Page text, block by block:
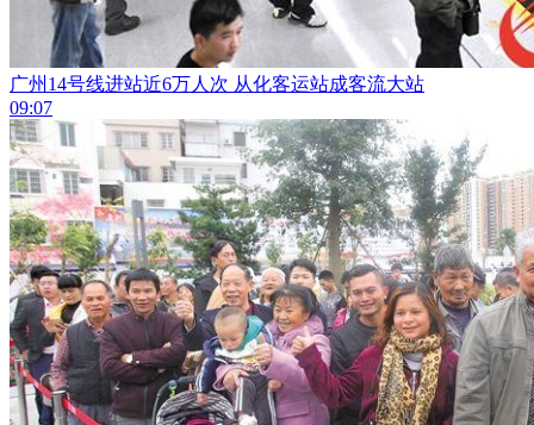
广州14号线进站近6万人次 从化客运站成客流大站
09:07